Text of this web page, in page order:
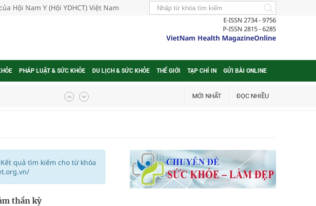
Hội Nam Y (Hội YDHCT) Việt Nam
E-ISSN 2734 - 9756
P-ISSN 2815 - 6285
VietNam Health MagazineOnline
PHÁP LUẬT & SỨC KHỎE DU LỊCH & SỨC KHỎE THẾ GIỚI TẠP CHÍ IN GỬI BÀI ONLINE
MỚI NHẤT ĐỌC NHIỀU
quả tìm kiếm cho từ khóa
thần kỳ